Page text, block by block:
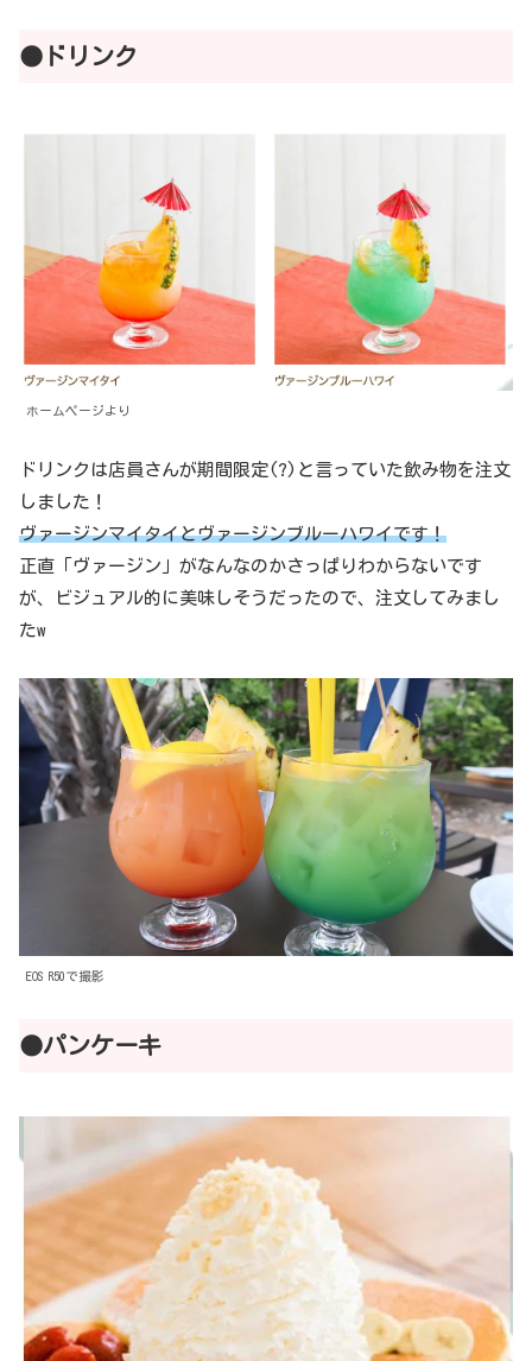
●ドリンク
ホームページより
ドリンクは店員さんが期間限定(?)と言っていた飲み物を注文
しました！
ヴァージンマイタイとヴァージンブルーハワイです！
正直「ヴァージン」がなんなのかさっぱりわからないです
が、ビジュアル的に美味しそうだったので、注文してみまし
たw
EOS R50で撮影
●パンケーキ